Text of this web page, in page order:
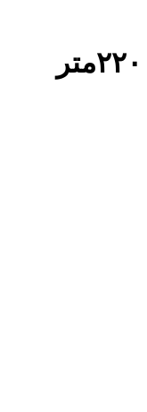
ویلا دو خواب مستر با ۲۲۰متر